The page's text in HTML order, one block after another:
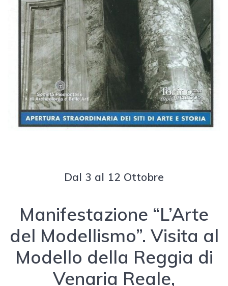
Dal 3 al 12 Ottobre
Manifestazione “L’Arte
del Modellismo”. Visita al
Modello della Reggia di
Venaria Reale,